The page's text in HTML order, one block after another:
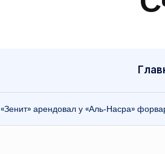
«Зенит» арендовал у «Аль‑Насра»